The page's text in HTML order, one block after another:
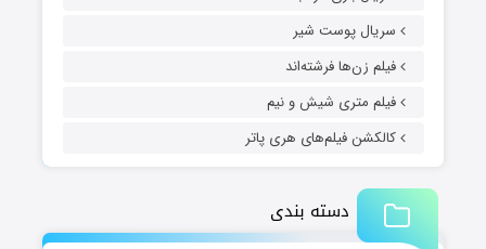
سریال پوست شیر
فیلم زن‌ها فرشته‌اند
فیلم متری شیش و نیم
کالکشن فیلم‌های هری پاتر
دسته بندی